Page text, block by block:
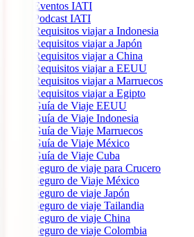
Eventos IATI
Podcast IATI
Requisitos viajar a Indonesia
Requisitos viajar a Japón
Requisitos viajar a China
Requisitos viajar a EEUU
Requisitos viajar a Marruecos
Requisitos viajar a Egipto
Guía de Viaje EEUU
Guía de Viaje Indonesia
Guía de Viaje Marruecos
Guía de Viaje México
Guía de Viaje Cuba
Seguro de viaje para Crucero
Seguro de Viaje México
Seguro de viaje Japón
Seguro de viaje Tailandia
Seguro de viaje China
Seguro de viaje Colombia